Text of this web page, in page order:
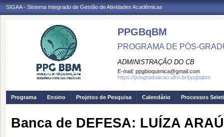
SIGAA - Sistema Integrado de Gestão de Atividades Acadêmicas
PPGBqBM
PROGRAMA DE PÓS-
ADMINISTRAÇÃO DO CB
E-mail: ppgbioquimica@gmail.com
https://posgraduacao.ufrn.br/ppgbqbm
Programa Ensino Projetos de Pesquisa Calendário Processos
Banca de DEFESA: LUÍZA